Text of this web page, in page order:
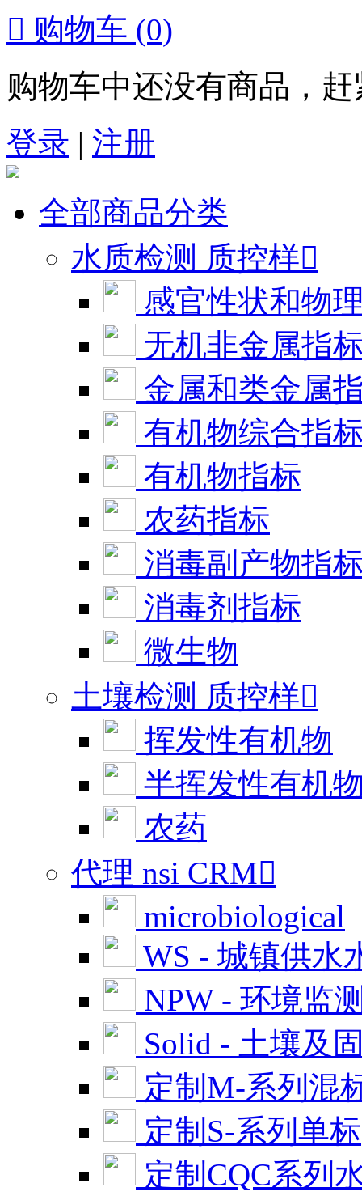
 购物车 (0)
购物车中还没有商品，
登录 | 注册
全部商品分类
水质检测 质控样
感官性状和物
无机非金属指
金属和类金属
有机物综合指
有机物指标
农药指标
消毒副产物指
消毒剂指标
微生物
土壤检测 质控样
挥发性有机物
半挥发性有机
农药
代理 nsi CRM
microbiological
WS - 城镇供水
NPW - 环境监
Solid - 土壤及
定制M-系列混
定制S-系列单标
定制CQC系列